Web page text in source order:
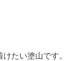
たい塗山です。